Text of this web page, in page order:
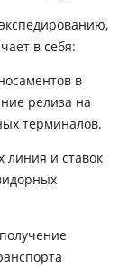
в себя:
в
релиза на
терминалов.
линия и ставок